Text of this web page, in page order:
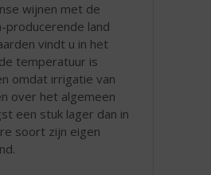
wijnen met de
producerende land
vindt u in het
temperatuur is
omdat irrigatie van
over het algemeen
een stuk lager dan in
soort zijn eigen